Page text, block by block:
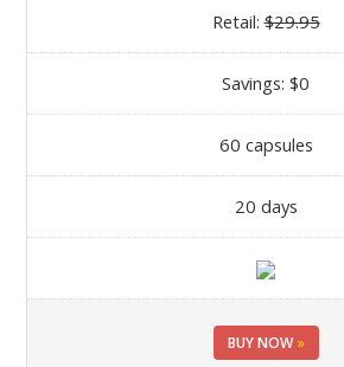
Retail:$29.95
Savings: $0
60 capsules
20 days
BUY NOW »